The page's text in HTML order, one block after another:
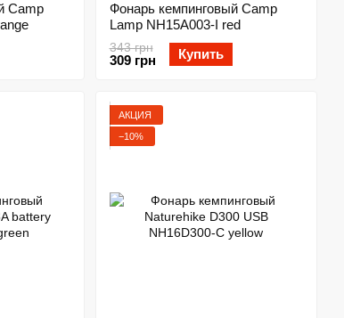
Camp
Фонарь кемпинговый Camp
Lamp NH15A003-I red
343 грн
309 грн Купить
АКЦИЯ
−10%